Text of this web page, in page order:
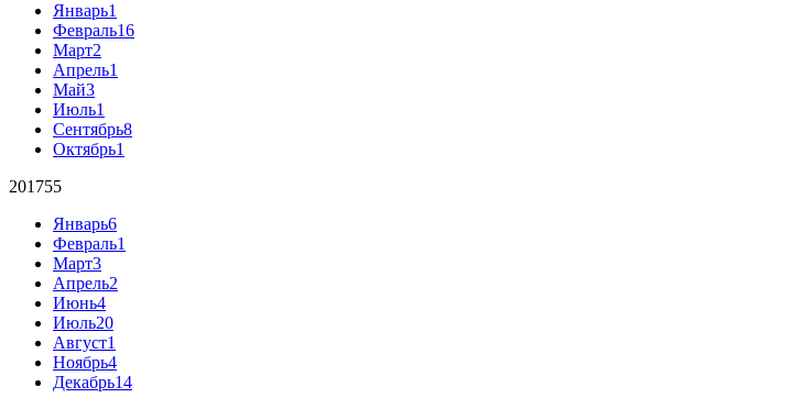
Январь1
Февраль16
Март2
Апрель1
Май3
Июль1
Сентябрь8
Октябрь1
201755
Январь6
Февраль1
Март3
Апрель2
Июнь4
Июль20
Август1
Ноябрь4
Декабрь14